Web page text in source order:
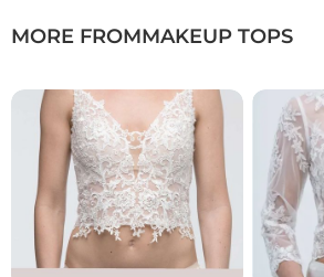
MORE FROMMAKEUP TOPS